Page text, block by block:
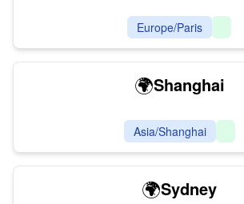
Europe/Paris
🌍Shanghai
Asia/Shanghai
🌍Sydney